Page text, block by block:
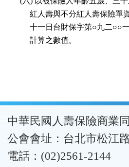
紅人壽與不分紅人壽保險
十一日台財保字第○九二○○
        計算之數值。
:::中華民國人壽保險商業
公會會址：台北市松江
電話：(02)2561-2144